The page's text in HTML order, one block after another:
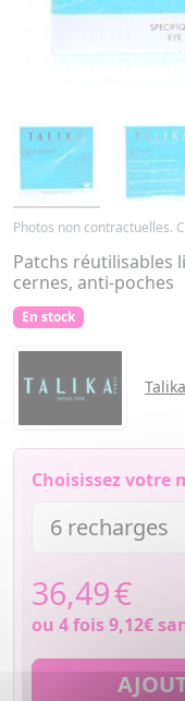
Photos non contractuelles.
Patchs réutilisables
cernes, anti-poches
En stock
Talika
Choisissez votre
36,49€
ou 4 fois9,12€